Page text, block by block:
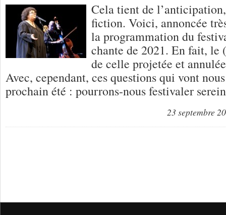
Cela tient de
fiction. Voici, annoncée
la programmation du
chante de 2021. En fait, le
de celle projetée et
Avec, cependant, ces questions qui vont
prochain été : pourrons-nous festivaler
23 septembre